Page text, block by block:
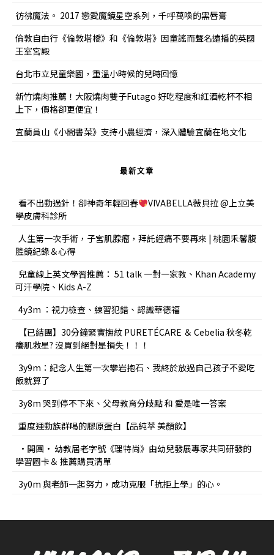
彷彿魔法。 2017 戀愛魔鏡星空系列，千呼萬喚的黑唇膏
倫敦自由行《倫敦塔橋》和《倫敦塔》因童謠而聲名遠播的英國
王室宮殿
台北市立兒童樂園，重溫小時候的兒時回憶
新竹燒肉推薦！大阪燒肉雙子Futago 好吃程度和紅酒乾杯不相
上下，價格卻更便宜！
宜蘭員山《小間書菜》支持小農經濟，深入體驗宜蘭在地文化
最新文章
看不出動過針！卻神奇年輕回春
VIVABELLA薇貝拉 @上立美
學皮膚科診所
人生第一次手術，子宮肌腺瘤，拜託經痛不要再來 | 桃園禾馨腹
腔鏡紀錄＆心得
兒童線上英文學習推薦： 51 talk 一對一家教、Khan Academy
可汗學院、Kids A-Z
4y3m ：視力檢查、練習犯錯、認識華德福
【已結團】30分鐘緊實撫紋 PURETÉCARE ＆ Cebelia 秋冬乾
癢肌救星? 沒買到絕對是損失！！！
3y9m：紀念人生第一次攀岩抱石、我終於放過自己孩子不愛吃
飯就算了
3y8m 哭到停不下來、父母教育分歧點 和 愛是唯一答案
重度運動族群喝的膠原蛋白【品純萃 美顏飲】
•開團• 幼教屆老字號《理特尚》由幼兒發展專家共同研發的
學習圖卡＆ 推薦購買清單
3y0m 與老師一起努力，成功克服「抗拒上學」的心。